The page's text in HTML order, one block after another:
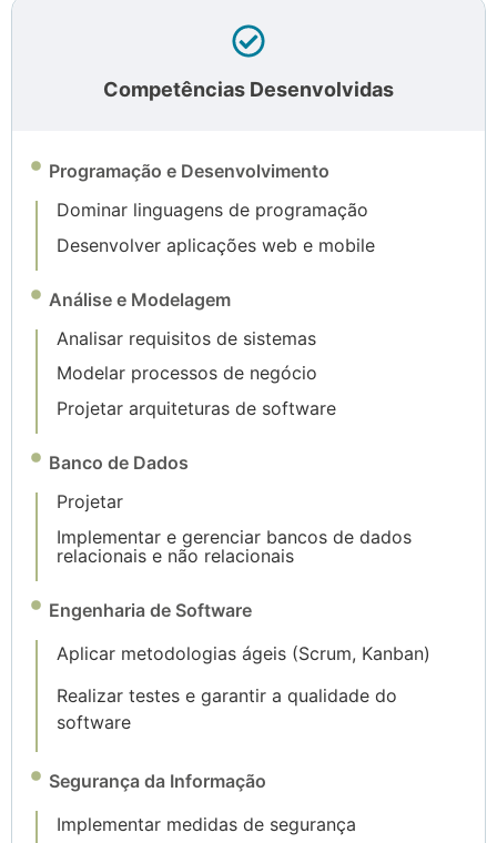
Competências Desenvolvidas
Programação e Desenvolvimento
Dominar linguagens de programação
Desenvolver aplicações web e mobile
Análise e Modelagem
Analisar requisitos de sistemas
Modelar processos de negócio
Projetar arquiteturas de software
Banco de Dados
Projetar
Implementar e gerenciar bancos de dados
relacionais e não relacionais
Engenharia de Software
Aplicar metodologias ágeis (Scrum, Kanban)
Realizar testes e garantir a qualidade do
software
Segurança da Informação
Implementar medidas de segurança